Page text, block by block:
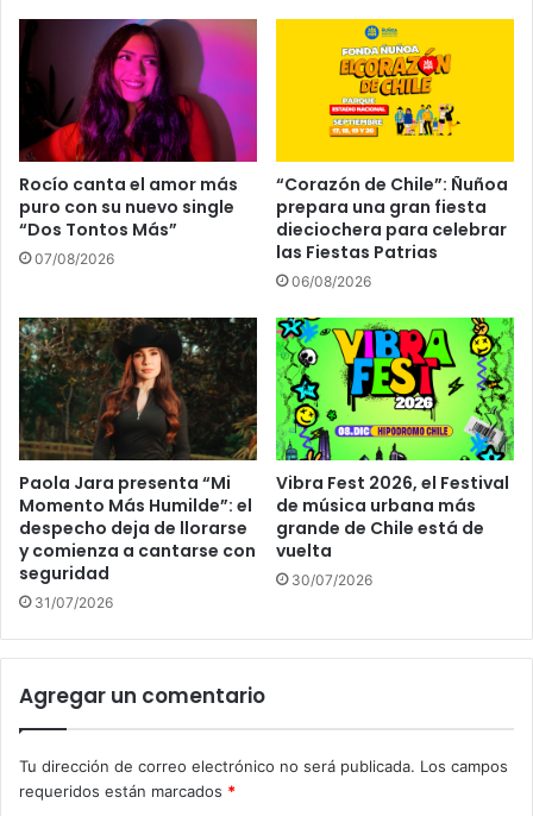
Rocío canta el amor más
puro con su nuevo single
“Dos Tontos Más”
07/08/2026
“Corazón de Chile”: Ñuñoa
prepara una gran fiesta
dieciochera para celebrar
las Fiestas Patrias
06/08/2026
Paola Jara presenta “Mi
Momento Más Humilde”: el
despecho deja de llorarse
y comienza a cantarse con
seguridad
31/07/2026
Vibra Fest 2026, el Festival
de música urbana más
grande de Chile está de
vuelta
30/07/2026
Agregar un comentario
Tu dirección de correo electrónico no será publicada. Los campos
requeridos están marcados *